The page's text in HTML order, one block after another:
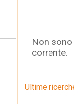
Non
corrente.
Ultime